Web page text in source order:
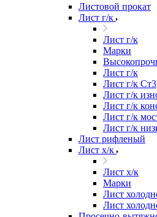
Листовой прокат
Лист г/к
Лист г/к
Марки
Лист г/к
Лист г/к Ст3
Лист г/к
Лист г/к
Лист г/к
Лист г/к
Лист рифленый
Лист х/к
Лист х/к
Марки
Лист
Лист